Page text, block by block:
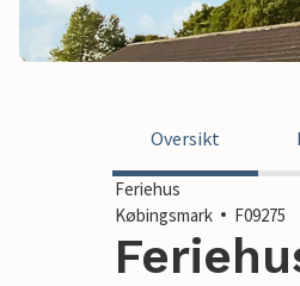
Oversikt
Feriehus
Købingsmark
F09275